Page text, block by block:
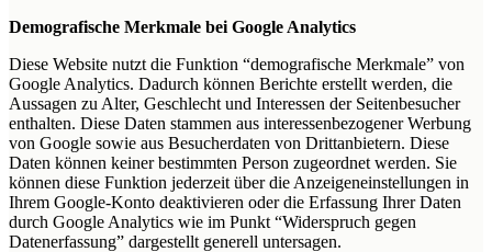
Demografische Merkmale bei Google Analytics
Diese Website nutzt die Funktion “demografische Merkmale” von
Google Analytics. Dadurch können Berichte erstellt werden, die
Aussagen zu Alter, Geschlecht und Interessen der Seitenbesucher
enthalten. Diese Daten stammen aus interessenbezogener Werbung
von Google sowie aus Besucherdaten von Drittanbietern. Diese
Daten können keiner bestimmten Person zugeordnet werden. Sie
können diese Funktion jederzeit über die Anzeigeneinstellungen in
Ihrem Google-Konto deaktivieren oder die Erfassung Ihrer Daten
durch Google Analytics wie im Punkt “Widerspruch gegen
Datenerfassung” dargestellt generell untersagen.